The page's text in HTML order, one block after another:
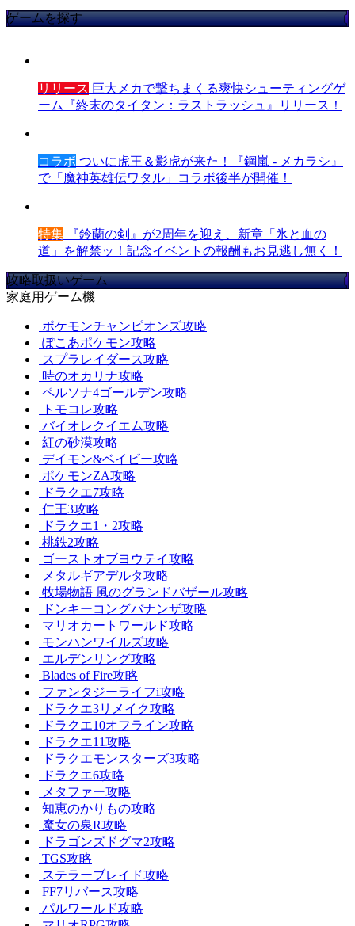
ゲームを探す
リリース 巨大メカで撃ちまくる爽快シューティングゲ
ーム『終末のタイタン：ラストラッシュ』リリース！
コラボ ついに虎王＆影虎が来た！『鋼嵐 - メカラシ』
で「魔神英雄伝ワタル」コラボ後半が開催！
特集 『鈴蘭の剣』が2周年を迎え、新章「氷と血の
道」を解禁ッ！記念イベントの報酬もお見逃し無く！
攻略取扱いゲーム
家庭用ゲーム機
ポケモンチャンピオンズ攻略
ぽこあポケモン攻略
スプラレイダース攻略
時のオカリナ攻略
ペルソナ4ゴールデン攻略
トモコレ攻略
バイオレクイエム攻略
紅の砂漠攻略
デイモン&ベイビー攻略
ポケモンZA攻略
ドラクエ7攻略
仁王3攻略
ドラクエ1・2攻略
桃鉄2攻略
ゴーストオブヨウテイ攻略
メタルギアデルタ攻略
牧場物語 風のグランドバザール攻略
ドンキーコングバナンザ攻略
マリオカートワールド攻略
モンハンワイルズ攻略
エルデンリング攻略
Blades of Fire攻略
ファンタジーライフi攻略
ドラクエ3リメイク攻略
ドラクエ10オフライン攻略
ドラクエ11攻略
ドラクエモンスターズ3攻略
ドラクエ6攻略
メタファー攻略
知恵のかりもの攻略
魔女の泉R攻略
ドラゴンズドグマ2攻略
TGS攻略
ステラーブレイド攻略
FF7リバース攻略
パルワールド攻略